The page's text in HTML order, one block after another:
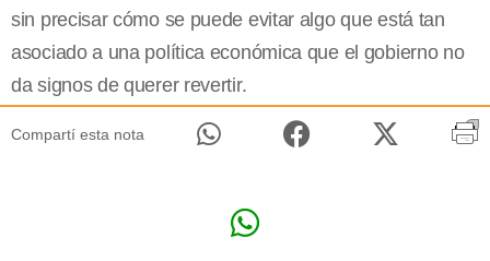
sin precisar cómo se puede evitar algo que está tan
asociado a una política económica que el gobierno no
da signos de querer revertir.
Compartí esta nota